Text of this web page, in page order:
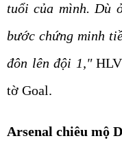
tuổi của mình. Dù
bước chứng minh
đôn lên đội 1,"
tờ Goal.
Arsenal chiêu mộ